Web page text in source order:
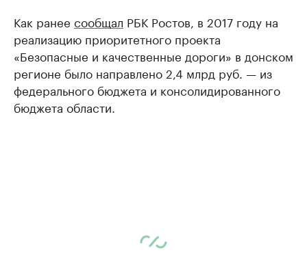
Как ранее сообщал РБК Ростов, в 2017 году на
реализацию приоритетного проекта
«Безопасные и качественные дороги» в донском
регионе было направлено 2,4 млрд руб. — из
федерального бюджета и консолидированного
бюджета области.